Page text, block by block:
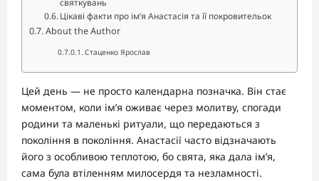
святкувань
Цікаві факти про ім’я Анастасія та її покровительок
About the Author
Стаценко Ярослав
Цей день — не просто календарна позначка. Він стає
моментом, коли ім’я оживає через молитву, спогади
родини та маленькі ритуали, що передаються з
покоління в покоління. Анастасії часто відзначають
його з особливою теплотою, бо свята, яка дала ім’я,
сама була втіленням милосердя та незламності.